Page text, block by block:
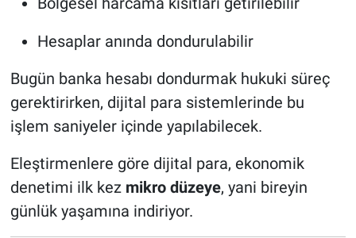
Hesaplar anında dondurulabilir
Bugün banka hesabı dondurmak hukuki süreç
gerektirirken, dijital para sistemlerinde bu
işlem saniyeler içinde yapılabilecek.
Eleştirmenlere göre dijital para, ekonomik
denetimi ilk kez mikro düzeye, yani bireyin
günlük yaşamına indiriyor.